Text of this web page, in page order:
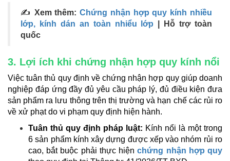
✍ Xem thêm:Chứng nhận hợp quy kính nhiều
lớp, kính dán an toàn nhiểu lớp | Hỗ trợ toàn
quốc
3. Lợi ích khi chứng nhận hợp quy kính nổi
Việc tuân thủ quy định về chứng nhận hợp quy giúp doanh
nghiệp đáp ứng đầy đủ yêu cầu pháp lý, đủ điều kiện đưa
sản phẩm ra lưu thông trên thị trường và hạn chế các rủi ro
về xử phạt do vi phạm quy định hiện hành.
Tuân thủ quy định pháp luật: Kính nổi là một trong
6 sản phẩm kính xây dựng được xếp vào nhóm rủi ro
cao, bắt buộc phải thực hiện chứng nhận hợp quy